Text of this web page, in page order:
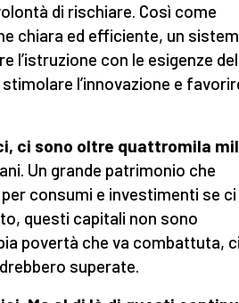
di rischiare. Così come
chiara ed efficiente, un
l’istruzione con le esigenze
l’innovazione e
ci sono oltre quattromila
Un grande patrimonio che
consumi e investimenti se ci
questi capitali non sono
povertà che va combattuta,
superate.